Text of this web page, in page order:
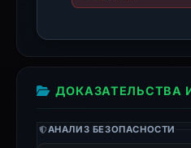
if
the
ДОКАЗАТЕЛЬСТВА
АНАЛИЗ БЕЗОПАСНОСТИ